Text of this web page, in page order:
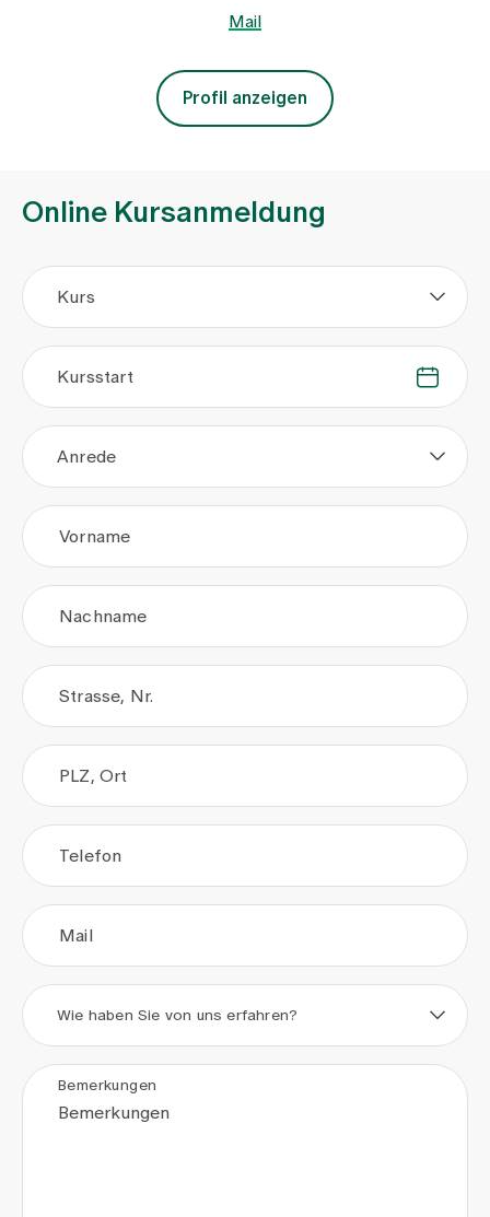
Mail
Profil anzeigen
Online Kursanmeldung
Kurs
. .
Kursstart
Anrede
Vorname
Nachname
Strasse, Nr.
PLZ, Ort
Telefon
Mail
Wie haben Sie von uns erfahren?
Bemerkungen